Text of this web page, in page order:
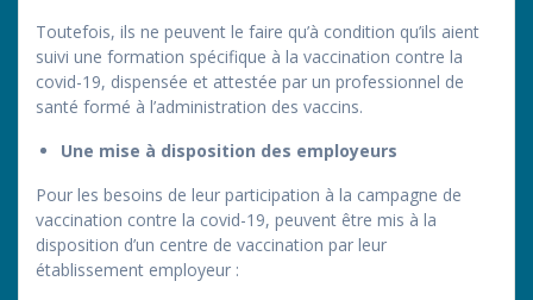
Toutefois, ils ne peuvent le faire qu’à condition qu’ils aient
suivi une formation spécifique à la vaccination contre la
covid-19, dispensée et attestée par un professionnel de
santé formé à l’administration des vaccins.
Une mise à disposition des employeurs
Pour les besoins de leur participation à la campagne de
vaccination contre la covid-19, peuvent être mis à la
disposition d’un centre de vaccination par leur
établissement employeur :